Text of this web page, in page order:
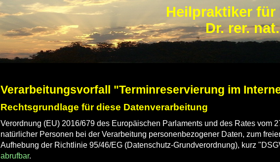
Heilpraktiker
Dr. rer.
Verarbeitungsvorfall "Terminreservierung im
Rechtsgrundlage für diese Datenverarbeitung
Verordnung (EU) 2016/679 des Europäischen Parlaments und des Rates vom
natürlicher Personen bei der Verarbeitung personenbezogener Daten, zum
Aufhebung der Richtlinie 95/46/EG (Datenschutz-Grundverordnung), kurz
abrufbar.